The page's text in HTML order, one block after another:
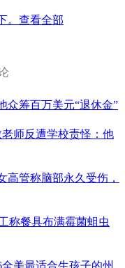
。 查看全部
众筹百万美元“退休金”
师反遭学校责怪：他
高管称脑部永久受伤，
称餐具布满霉菌蛆虫